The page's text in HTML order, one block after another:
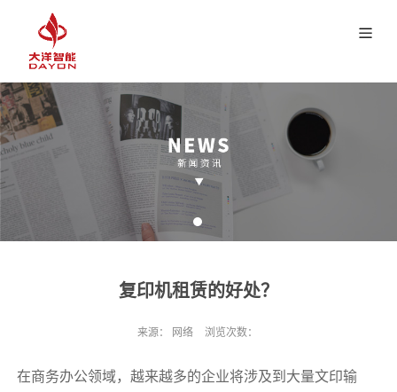
复印机租赁的好处？
来源： 网络 浏览次数：
在商务办公领域，越来越多的企业将涉及到大量文印输